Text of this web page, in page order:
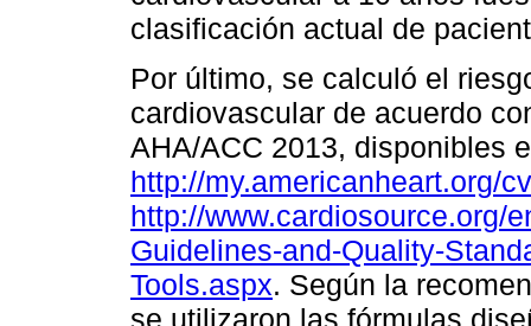
clasificación actual de
Por último, se calculó el
cardiovascular de acuerdo
AHA/ACC 2013, disponibles
http://my.americanheart.org/
http://www.cardiosource.org/
Guidelines-and-Quality-
Tools.aspx. Según la
se utilizaron las fórmulas